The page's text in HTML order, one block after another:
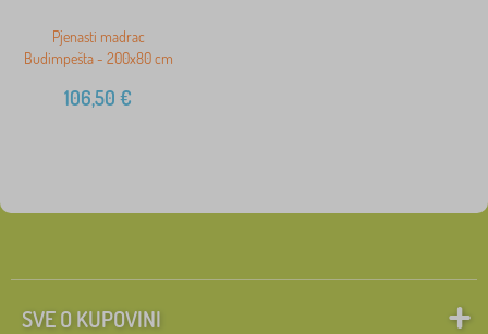
Pjenasti madrac
Budimpešta - 200x80 cm
106,50 €
SVE O KUPOVINI